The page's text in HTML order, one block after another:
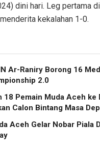
dini hari. Leg pertama
kekalahan 1-0.
Ar-Raniry Borong 16
2.0
18 Pemain Muda Aceh ke
Calon Bintang Masa
Aceh Gelar Nobar Piala